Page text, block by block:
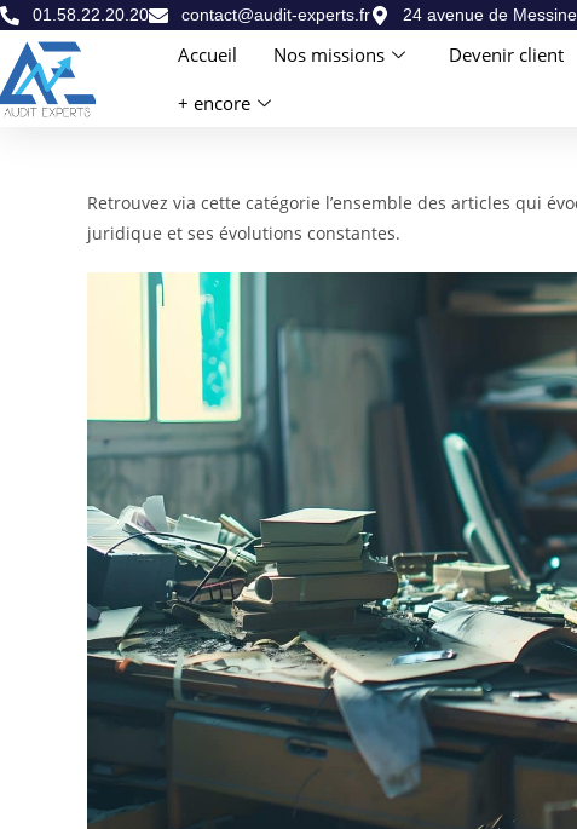
01.58.22.20.20 contact@audit-experts.fr 24 avenue de
Accueil Nos missions Devenir client
+ encore
Retrouvez via cette catégorie l’ensemble des articles qui
juridique et ses évolutions constantes.